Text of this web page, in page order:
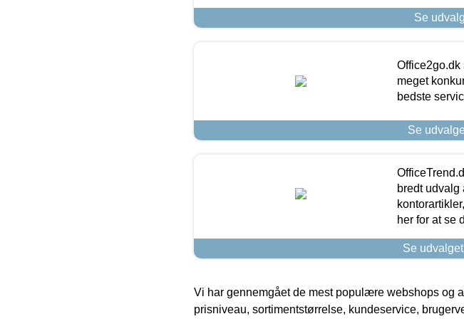
Se
Office2go.dk
meget
bedste
Se
bredt udvalg
her for at se
Se
Vi har gennemgået de mest populære webshops og
prisniveau, sortimentstørrelse, kundeservice,